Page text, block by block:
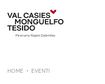
HOME EVENTI